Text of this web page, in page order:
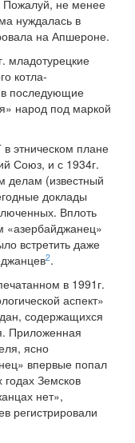
Пожалуй, не менее
нуждалась в
на Апшероне.
младотурецкие
котла-
в последующие
народ под маркой
этническом плане
Союз, и с 1934г.
делам (известный
доклады
Вплоть
«азербайджанец»
встретить даже
2.
в 1991г.
аспект»
содержащихся
Приложенная
ясно
впервые попал
Земсков
нет»,
регистрировали